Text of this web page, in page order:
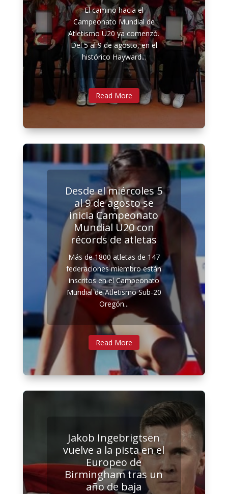
El camino hacia el
Campeonato Mundial de
Atletismo U20 ya comenzó.
Del 5 al 9 de agosto, en el
histórico Hayward...
Read More
Desde el miércoles 5
al 9 de agosto se
inicia Campeonato
Mundial U20 con
récords de atletas
Más de 1800 atletas de 147
federaciones miembro están
inscritos en el Campeonato
Mundial de Atletismo Sub-20
Oregón...
Read More
Jakob Ingebrigtsen
vuelve a la pista en el
Europeo de
Birmingham tras un
año de baja